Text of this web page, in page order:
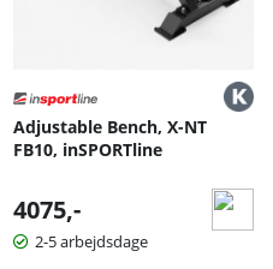
Adjustable Bench, X-NT
FB10, inSPORTline
4075,-
2-5 arbejdsdage